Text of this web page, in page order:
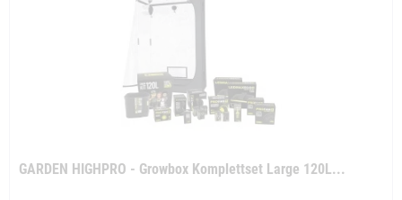
GARDEN HIGHPRO - Growbox Komplettset Large 120L...